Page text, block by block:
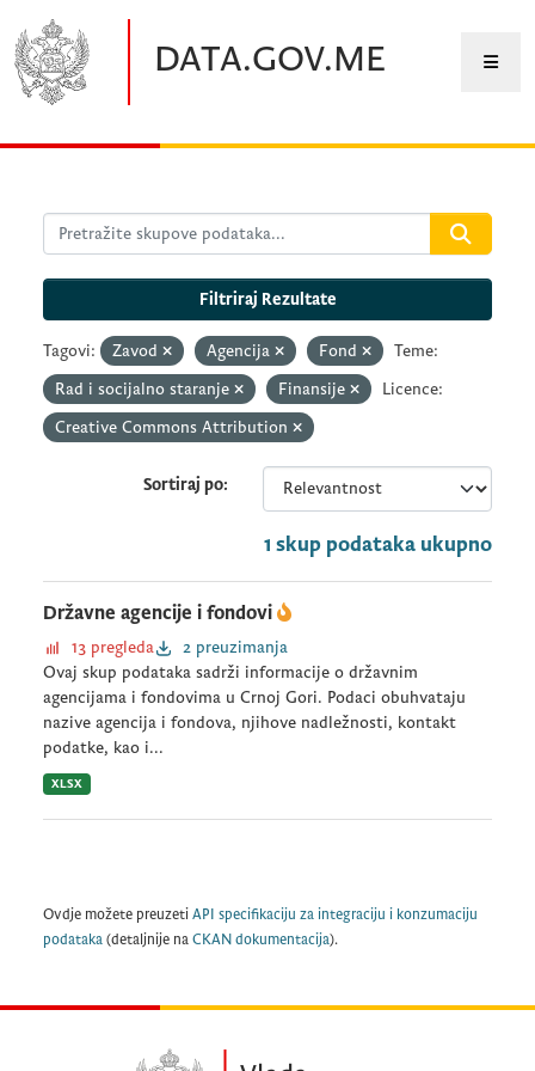
DATA.GOV.ME
Filtriraj Rezultate
Tagovi: Zavod Agencija Fond
Teme:
Rad i socijalno staranje
Finansije
Licence:
Creative Commons Attribution
Sortiraj po
1 skup podataka ukupno
Državne agencije i fondovi
13 pregleda
2 preuzimanja
Ovaj skup podataka sadrži informacije o državnim
agencijama i fondovima u Crnoj Gori. Podaci obuhvataju
nazive agencija i fondova, njihove nadležnosti, kontakt
podatke, kao i...
XLSX
Ovdje možete preuzeti API specifikaciju za integraciju i konzumaciju
podataka (detaljnije na CKAN dokumentacija).